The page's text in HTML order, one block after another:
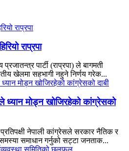
राप्रपा
पार्टी (राप्रपा) ले बागमती
खेलमा सहभागी नहुने निर्णय गरेक...
ध्यान मोड्न खोजिरहेको कांग्रेसको
नेपाली कांग्रेसले सरकार नैतिक र
समाधान गर्नुको सट्टा जनताक...